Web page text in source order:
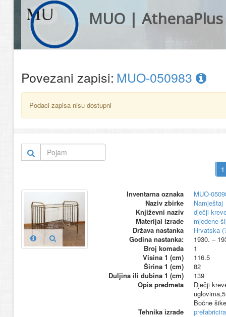
MUO | AthenaPlus
Povezani zapisi: MUO-050983
Podaci zapisa nisu dostupni
Inventarna oznaka
MUO-
Naziv zbirke
Namještaj
Književni naziv
dječji
Materijal izrade
mjedene
Država nastanka
Hrvatska
Godina nastanka:
1930. –
Broj komada
1
Visina 1 (cm)
116.5
Širina 1 (cm)
82
Duljina ili dubina 1 (cm)
139
Opis predmeta
Dječji
Bočne
Tehnika izrade